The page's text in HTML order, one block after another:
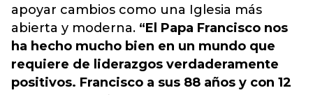
apoyar cambios como una Iglesia más
abierta y moderna. “El Papa Francisco nos
ha hecho mucho bien en un mundo que
requiere de liderazgos verdaderamente
positivos. Francisco a sus 88 años y con 12